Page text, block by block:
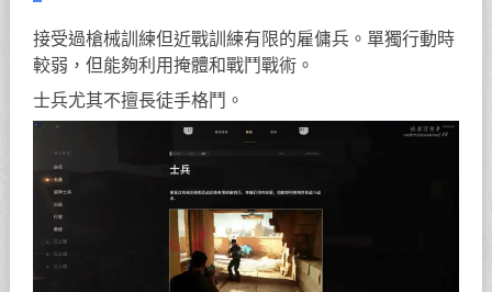
接受過槍械訓練但近戰訓練有限的雇傭兵。單獨行動時
較弱，但能夠利用掩體和戰鬥戰術。
士兵尤其不擅長徒手格鬥。